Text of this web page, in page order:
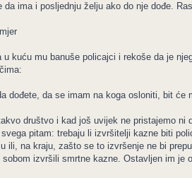
da ima i posljednju želju ako do nje dođe.
u kuću mu banuše policajci i rekoše da je
dođete, da se imam na koga osloniti, bit će
društvo i kad još uvijek ne pristajemo ni
pitam: trebaju li izvršitelji kazne biti
ili, na kraju, zašto se to izvršenje ne bi
izvršili smrtne kazne. Ostavljen im je